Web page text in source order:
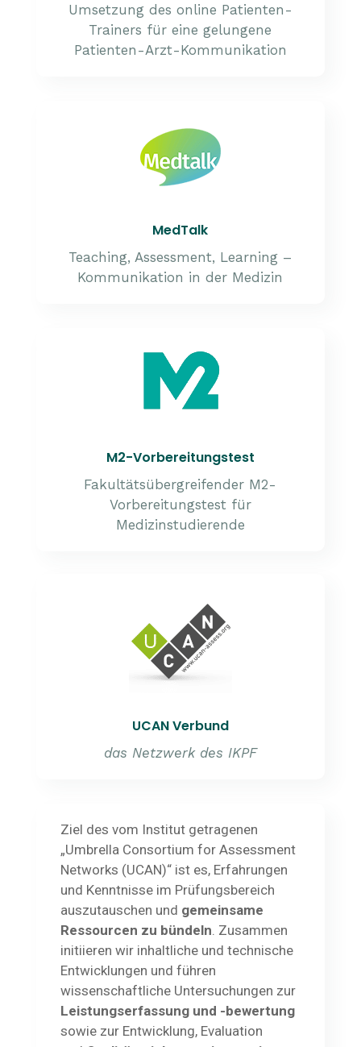
Umsetzung des online Patienten-
Trainers für eine gelungene
Patienten-Arzt-Kommunikation
MedTalk
Teaching, Assessment, Learning –
Kommunikation in der Medizin
M2-Vorbereitungstest
Fakultätsübergreifender M2-
Vorbereitungstest für
Medizinstudierende
UCAN Verbund
das Netzwerk des IKPF
Ziel des vom Institut getragenen
„Umbrella Consortium for Assessment
Networks (UCAN)“ ist es, Erfahrungen
und Kenntnisse im Prüfungsbereich
auszutauschen und gemeinsame
Ressourcen zu bündeln . Zusammen
initiieren wir inhaltliche und technische
Entwicklungen und führen
wissenschaftliche Untersuchungen zur
Leistungserfassung und -bewertung
sowie zur Entwicklung, Evaluation